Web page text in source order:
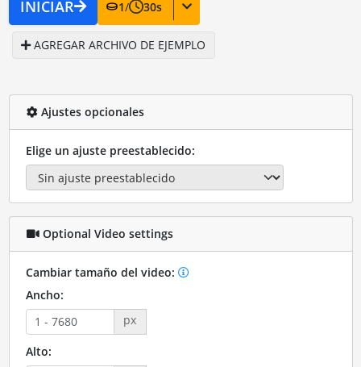
INICIAR 1/ 30s
AGREGAR ARCHIVO DE EJEMPLO
Ajustes opcionales
Elige un ajuste preestablecido:
Optional Video settings
Cambiar tamaño del video:
Ancho:
px
Alto: